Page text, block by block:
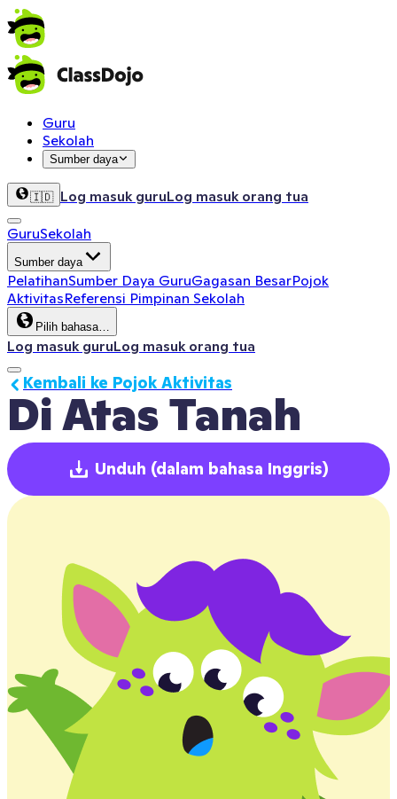
Guru
Sekolah
Sumber daya
🇮🇩 Log masuk guruLog masuk orang tua
GuruSekolah
Sumber daya
PelatihanSumber Daya GuruGagasan BesarPojok
AktivitasReferensi Pimpinan Sekolah
Pilih bahasa…
Log masuk guruLog masuk orang tua
Di Atas Tanah
Kembali ke Pojok Aktivitas
Unduh (dalam bahasa Inggris)